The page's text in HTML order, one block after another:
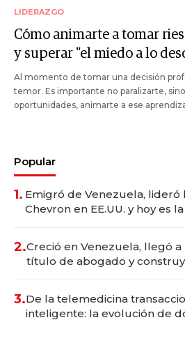
LIDERAZGO
Cómo animarte a tomar
y superar "el miedo a lo
Al momento de tomar una decisión
temor. Es importante no paralizarte,
oportunidades, animarte a ese
Popular
1. Emigró de Venezuela, lideró
Chevron en EE.UU. y hoy es
2.Creció en Venezuela, llegó
título de abogado y
3.De la telemedicina
inteligente: la evolución de